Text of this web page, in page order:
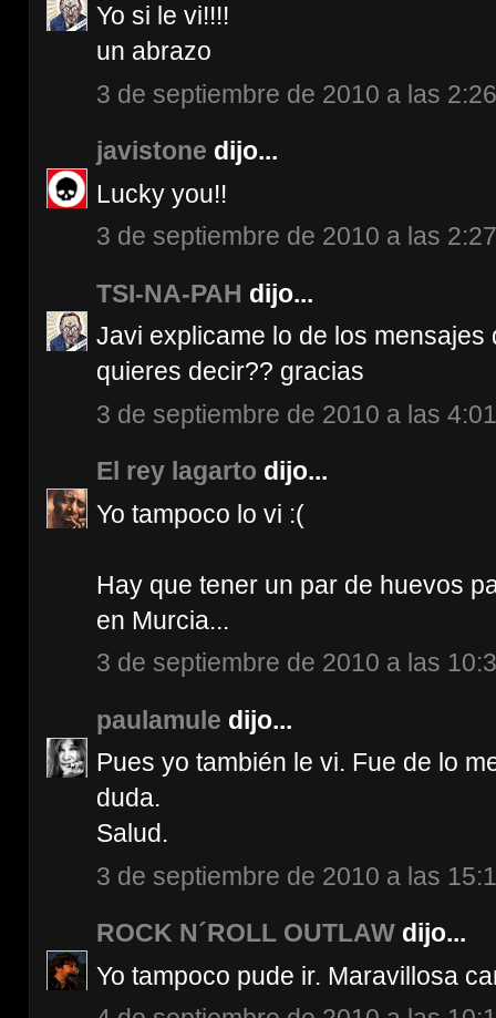
Yo si le vi!!!!
un abrazo
3 de septiembre de 2010 a las 2:26
javistone dijo...
Lucky you!!
3 de septiembre de 2010 a las 2:27
TSI-NA-PAH dijo...
Javi explicame lo de los
quieres decir?? gracias
3 de septiembre de 2010 a las 4:01
El rey lagarto dijo...
Yo tampoco lo vi :(
Hay que tener un par de huevos
en Murcia...
3 de septiembre de 2010 a las
paulamule dijo...
Pues yo también le vi. Fue de lo
duda.
Salud.
3 de septiembre de 2010 a las
ROCK N´ROLL OUTLAW dijo...
Yo tampoco pude ir. Maravillosa